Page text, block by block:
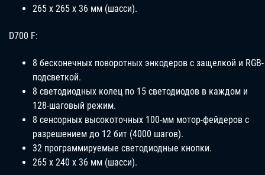
265 х 265 х 36 мм (шасси).
D700 F:
8 бесконечных поворотных энкодеров с защелкой и RGB-
подсветкой.
8 светодиодных колец по 15 светодиодов в каждом и
128-шаговый режим.
8 сенсорных высокоточных 100-мм мотор-фейдеров с
разрешением до 12 бит (4000 шагов).
32 программируемые светодиодные кнопки.
265 х 240 х 36 мм (шасси).